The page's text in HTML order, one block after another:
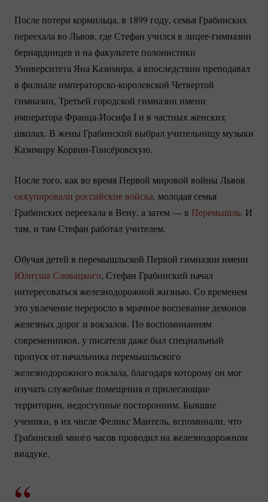
После потери кормильца, в 1899 году, семья Грабинских
переехала во Львов, где Стефан учился в лицее-гимназии
бернардинцев и на факультете полонистики
Университета Яна Казимира, а впоследствии преподавал
в филиалеимператорско-королевской Четвертой
гимназии, Третьей городской гимназии имени
императора Франца-Иосифа I и в частных женских
школах. В жены Грабинский выбрал учительницу музыки
Казимиру Корвин-Гонсёровскую.
После того, как во время Первой мировой войны Львов
оккупировали российские войска, молодая семья
Грабинских переехала в Вену, а затем — в Перемышль. И
там, и там Стефан работал учителем.
Обучая детей в перемышльской Первой гимназии имени
Юлиуша Словацкого, Стефан Грабинский начал
интересоваться железнодорожной жизнью. Со временем
это увлечение переросло в мрачное воспевание демонов
железных дорог и вокзалов. По воспоминаниям
современников, у писателя даже был специальный
пропуск от начальника перемышльского
железнодорожного вокзала, благодаря которому он мог
изучать служебные помещения и прилегающие
территории, недоступные посторонним. Бывшие
ученики, в их числе Феликс Мантель, вспоминали, что
Грабинский много часов проводил на железнодорожном
виадуке.